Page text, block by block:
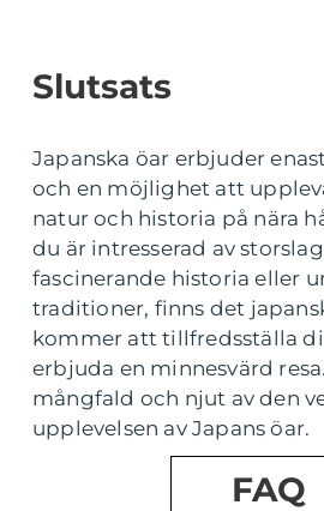
Slutsats
Japanska öar erbjuder
och en möjlighet att
natur och historia på nära
du är intresserad av
fascinerande historia eller
traditioner, finns det
kommer att tillfredsställa
erbjuda en minnesvärd
mångfald och njut av den
upplevelsen av Japans öar.
FAQ